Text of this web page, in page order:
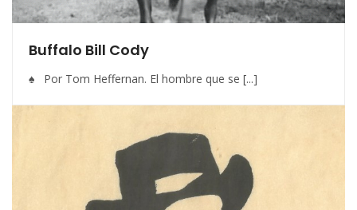
Buffalo Bill Cody
♠ Por Tom Heffernan. El hombre que se [...]